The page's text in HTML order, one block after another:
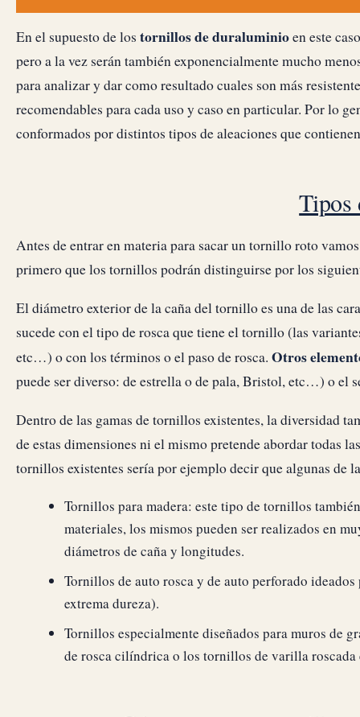
En el supuesto de los tornillos de duraluminioen este
pero a la vez serán también exponencialmente mucho
para analizar y dar como resultado cuales son más
recomendables para cada uso y caso en particular. Por lo
conformados por distintos tipos de aleaciones que
Tipos
Antes de entrar en materia para sacar un tornillo roto
primero que los tornillos podrán distinguirse por los
El diámetro exterior de la caña del tornillo es una de las
sucede con el tipo de rosca que tiene el tornillo (las
etc…) o con los términos o el paso de rosca. Otros
puede ser diverso: de estrella o de pala, Bristol, etc…) o el
Dentro de las gamas de tornillos existentes, la diversidad
de estas dimensiones ni el mismo pretende abordar todas
tornillos existentes sería por ejemplo decir que algunas de
Tornillos para madera: este tipo de tornillos
materiales, los mismos pueden ser realizados en
diámetros de caña y longitudes.
Tornillos de auto rosca y de auto perforado
extrema dureza).
Tornillos especialmente diseñados para muros de
de rosca cilíndrica o los tornillos de varilla roscada